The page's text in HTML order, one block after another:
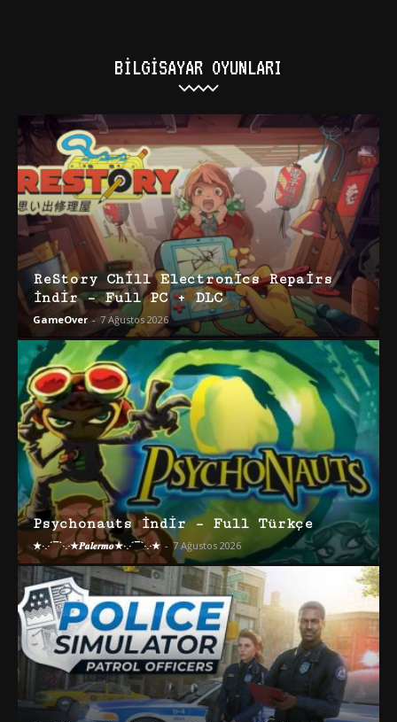
BILGISAYAR OYUNLARI
ReStory Chill Electronics Repairs
İndir – Full PC + DLC
GameOver - 7 Ağustos 2026
Psychonauts İndir – Full Türkçe
★·.·´¯`·.·★𝑷𝒂𝒍𝒆𝒓𝒎𝒐★·.·´¯`·.·★ - 7 Ağustos 2026